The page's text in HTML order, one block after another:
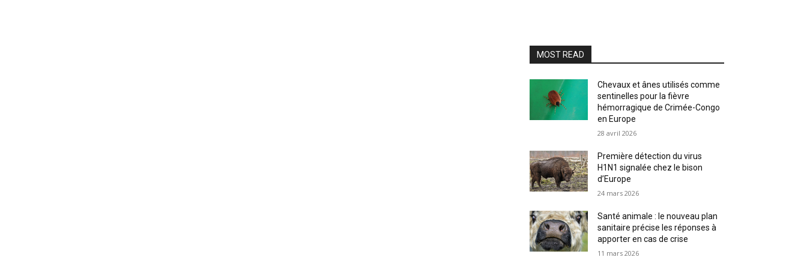
MOST READ
Chevaux et ânes utilisés comme
sentinelles pour la fièvre
hémorragique de Crimée-Congo
en Europe
28 avril 2026
Première détection du virus
H1N1 signalée chez le bison
d’Europe
24 mars 2026
Santé animale : le nouveau plan
sanitaire précise les réponses à
apporter en cas de crise
11 mars 2026